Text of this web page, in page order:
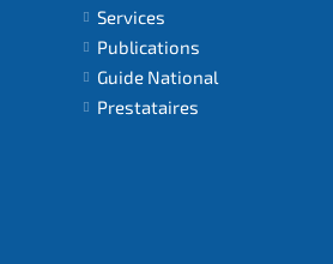
Services
Publications
Guide National
Prestataires